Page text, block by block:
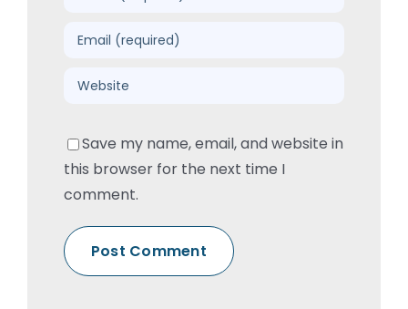
Save my name, email, and website in
this browser for the next time I
comment.